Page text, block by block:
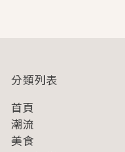
分類列表
首頁
潮流
美食